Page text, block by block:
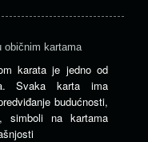
običnim kartama
karata je jedno od
Svaka karta ima
budućnosti,
simboli na kartama